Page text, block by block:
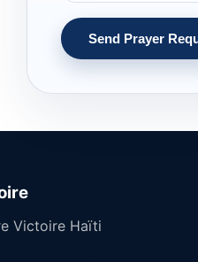
Send Prayer
Victoire Haïti